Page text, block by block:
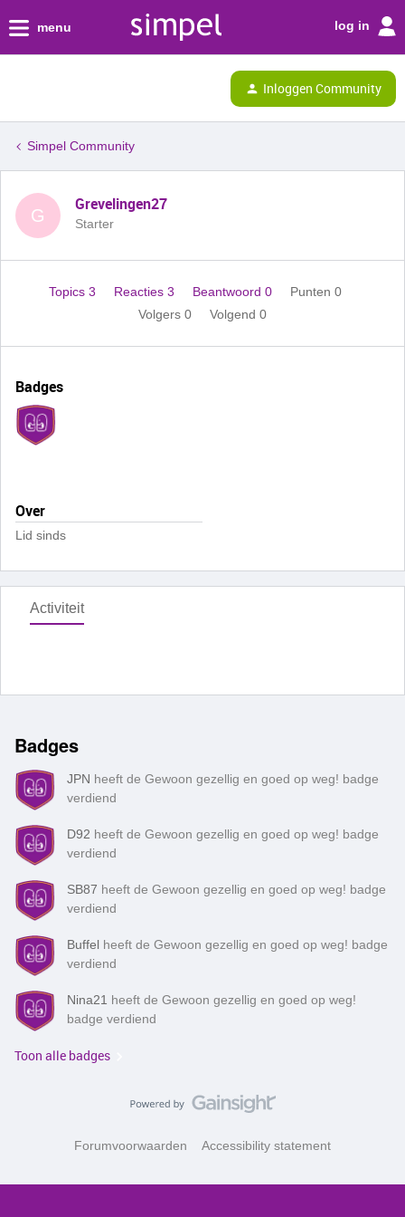
menu log in
Inloggen Community
Simpel Community
G
Grevelingen27
Starter
Topics 3 Reacties 3 Beantwoord 0
Punten 0
Volgers 0 Volgend 0
Badges
Over
Lid sinds
Activiteit
Badges
JPN heeft de Gewoon gezellig en goed op weg! badge
verdiend
D92 heeft de Gewoon gezellig en goed op weg! badge
verdiend
SB87 heeft de Gewoon gezellig en goed op weg! badge
verdiend
Buffel heeft de Gewoon gezellig en goed op weg! badge
verdiend
Nina21 heeft de Gewoon gezellig en goed op weg!
badge verdiend
Toon alle badges
Forumvoorwaarden Accessibility statement